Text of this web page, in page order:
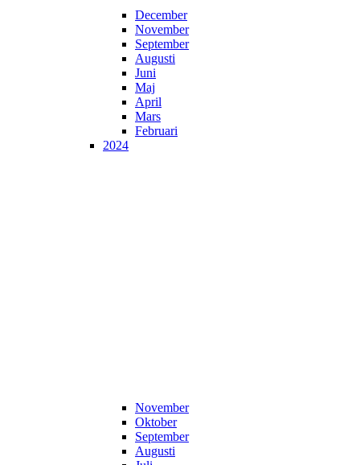
December
November
September
Augusti
Juni
Maj
April
Mars
Februari
2024
November
Oktober
September
Augusti